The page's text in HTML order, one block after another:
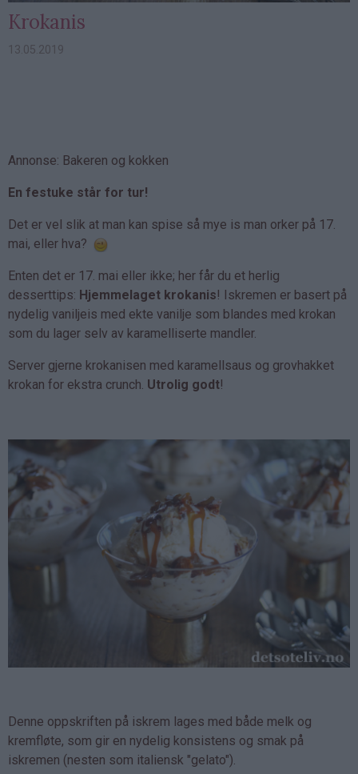
Krokanis
13.05.2019
Annonse: Bakeren og kokken
En festuke står for tur!
Det er vel slik at man kan spise så mye is man orker på 17.
mai, eller hva?
Enten det er 17. mai eller ikke; her får du et herlig
desserttips: Hjemmelaget krokanis! Iskremen er basert på
nydelig vaniljeis med ekte vanilje som blandes med krokan
som du lager selv av karamelliserte mandler.
Server gjerne krokanisen med karamellsaus og grovhakket
krokan for ekstra crunch. Utrolig godt!
Denne oppskriften på iskrem lages med både melk og
kremfløte, som gir en nydelig konsistens og smak på
iskremen (nesten som italiensk "gelato").